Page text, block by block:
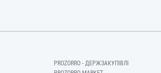
PROZORRO - ДЕРЖЗАКУПІВЛІ